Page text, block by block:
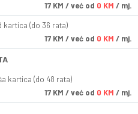
17 KM / već od 0 KM / mj.
kartica (do 36 rata)
17 KM / već od 0 KM / mj.
kartica (do 48 rata)
17 KM / već od 0 KM / mj.